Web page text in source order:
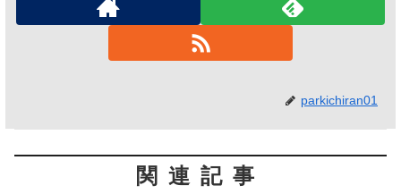
parkichiran01
関連記事